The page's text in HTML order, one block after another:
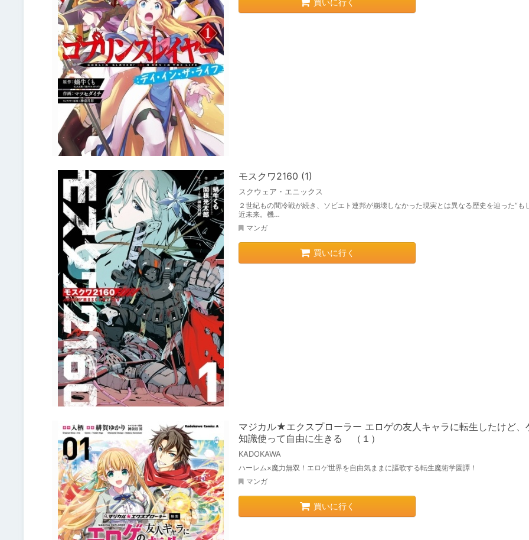
買いに行く
モスクワ2160 (1)
スクウェア・エニックス
２世紀もの間冷戦が続き、ソビエト連邦が崩壊しなかった現実とは異なる歴史を辿った“も
近未来。機…
マンガ
買いに行く
マジカル★エクスプローラー エロゲの友人キャラに転生したけど、
知識使って自由に生きる （１）
KADOKAWA
ハーレム×魔力無双！エロゲ世界を自由気ままに謳歌する転生魔術学園譚！
マンガ
買いに行く